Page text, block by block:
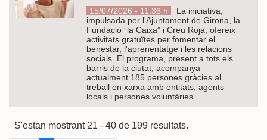
15/07/2026 - 11.36 h
La iniciativa,
impulsada per l'Ajuntament de Girona, la
Fundació ”la Caixa” i Creu Roja, ofereix
activitats gratuïtes per fomentar el
benestar, l'aprenentatge i les relacions
socials. El programa, present a tots els
barris de la ciutat, acompanya
actualment 185 persones gràcies al
treball en xarxa amb entitats, agents
locals i persones voluntàries
S'estan mostrant 21 - 40 de 199 resultats.